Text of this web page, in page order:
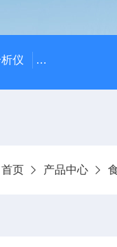
仪 LJ-HC500水
首页 产品中心